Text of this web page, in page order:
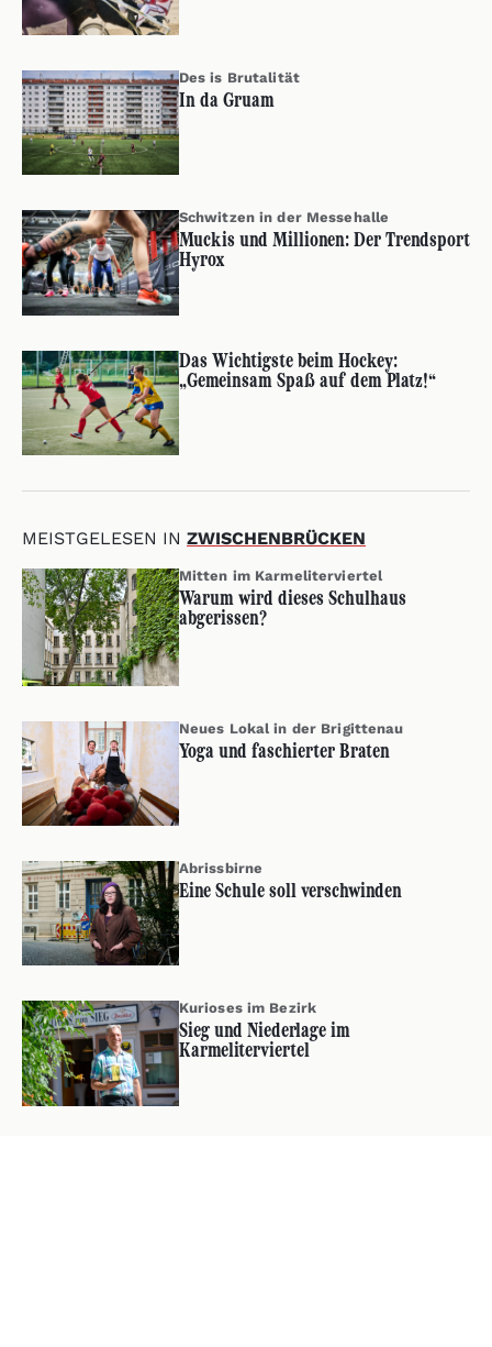
Des is Brutalität
In da Gruam
Schwitzen in der Messehalle
Muckis und Millionen: Der Trendsport
Hyrox
Das Wichtigste beim Hockey:
„Gemeinsam Spaß auf dem Platz!“
MEISTGELESEN IN ZWISCHENBRÜCKEN
Mitten im Karmeliterviertel
Warum wird dieses Schulhaus
abgerissen?
Neues Lokal in der Brigittenau
Yoga und faschierter Braten
Abrissbirne
Eine Schule soll verschwinden
Kurioses im Bezirk
Sieg und Niederlage im
Karmeliterviertel